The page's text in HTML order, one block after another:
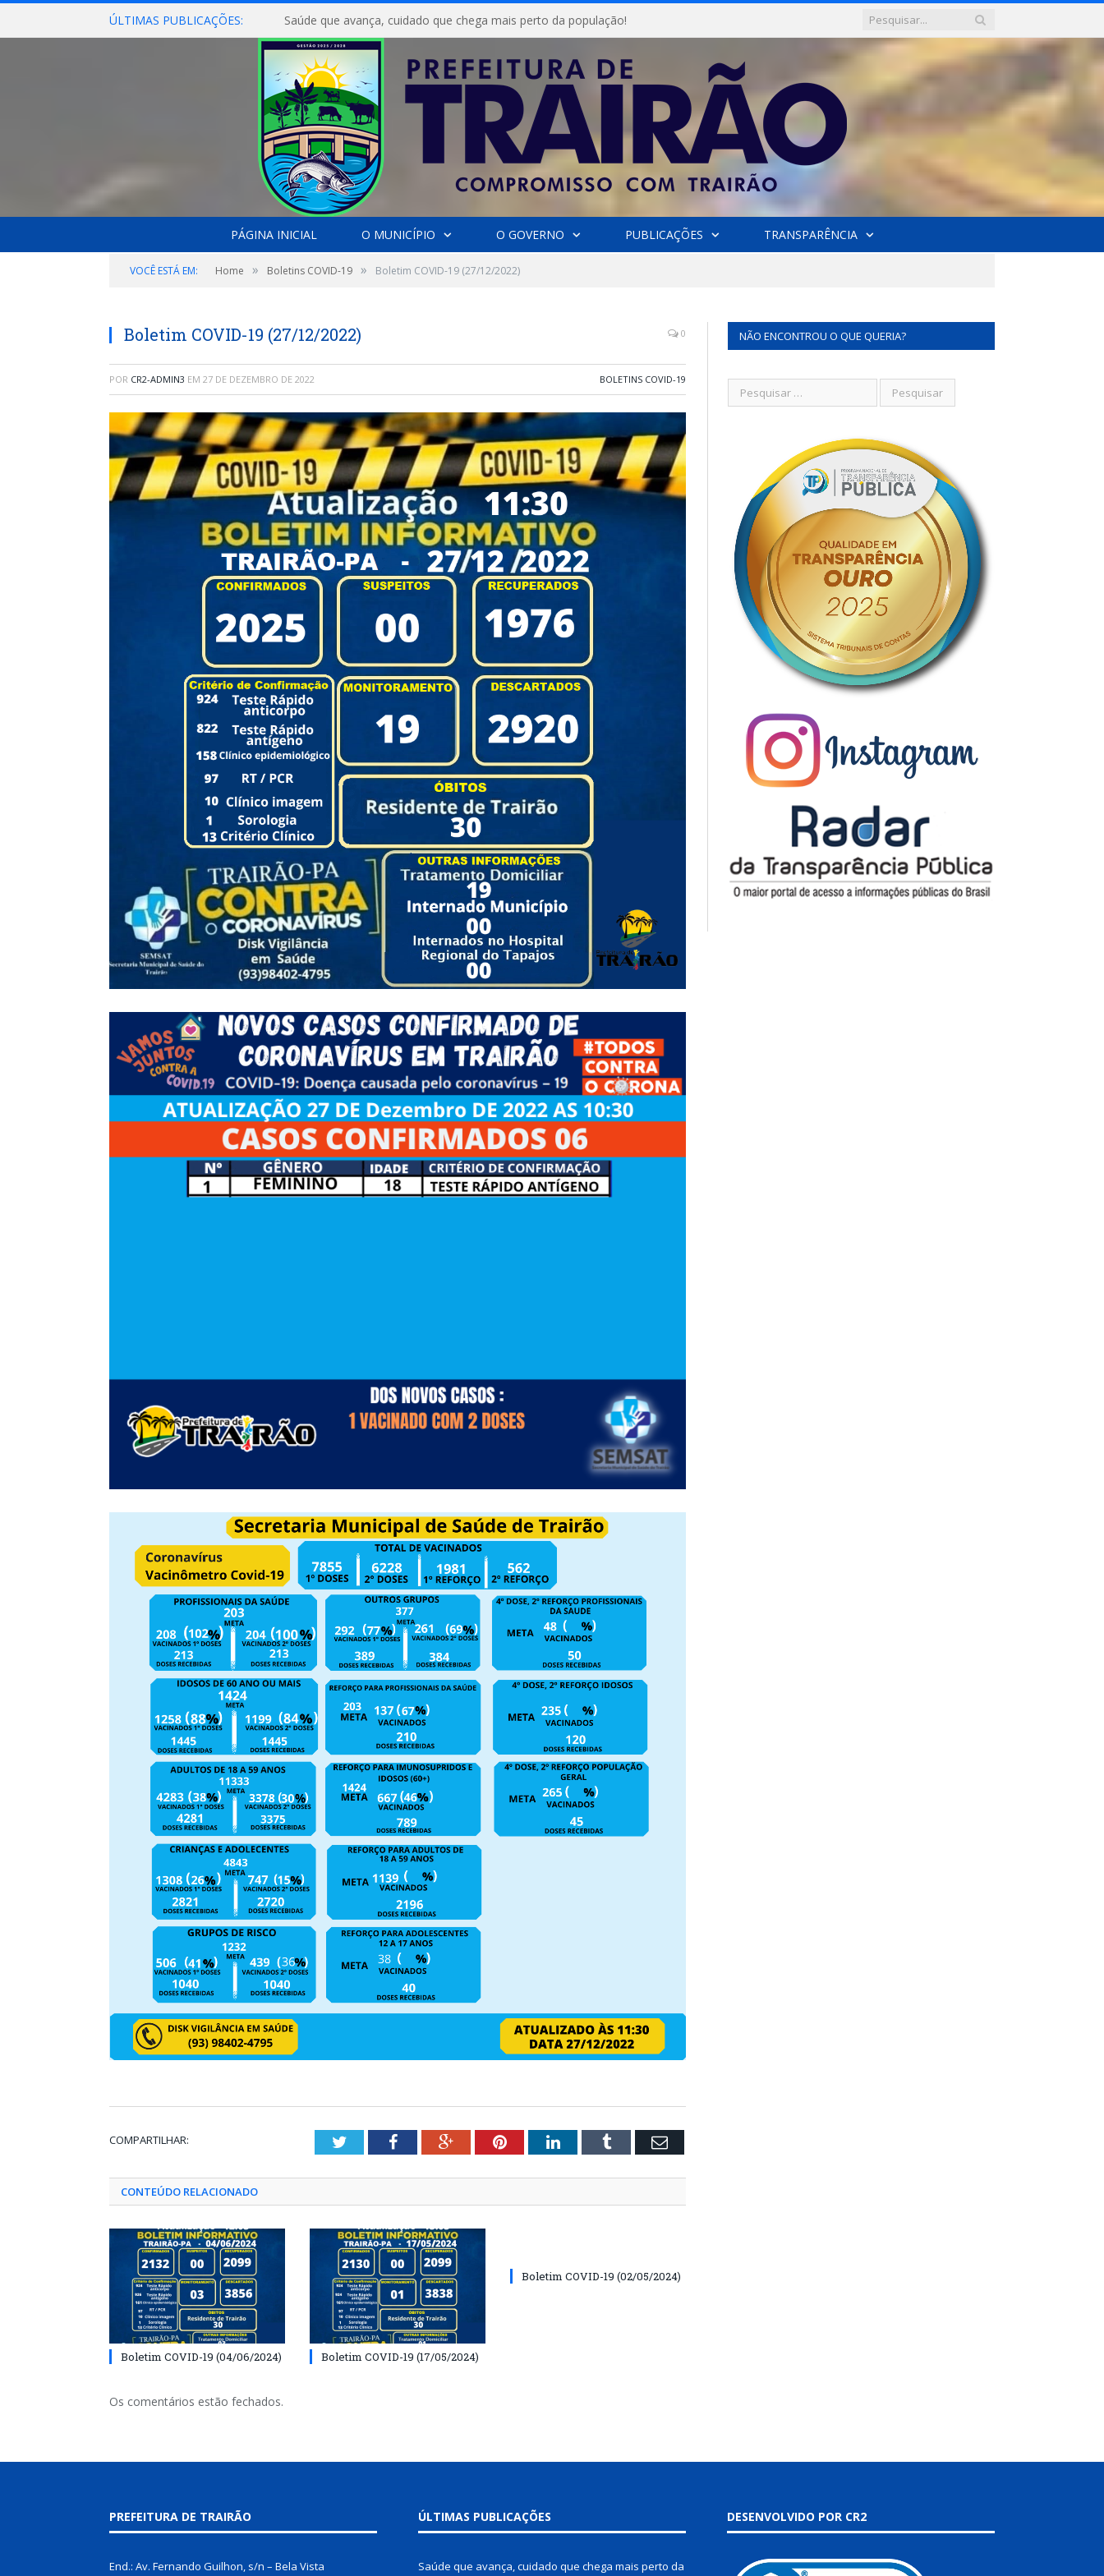
ÚLTIMAS PUBLICAÇÕES: Saúde que avança, cuidado que chega mais perto da população!
PÁGINA INICIAL O MUNICÍPIO O GOVERNO PUBLICAÇÕES TRANSPARÊNCIA
VOCÊ ESTÁ EM: Home » Boletins COVID-19 » Boletim COVID-19 (27/12/2022)
Boletim COVID-19 (27/12/2022) 0
POR CR2-ADMIN3 EM 27 DE DEZEMBRO DE 2022 BOLETINS COVID-19
COMPARTILHAR: TwitterFacebookGoogle+PinterestLinkedInTumblr Email
CONTEÚDO RELACIONADO
Boletim COVID-19 (04/06/2024) Boletim COVID-19 (17/05/2024)
Boletim COVID-19 (02/05/2024)
Os comentários estão fechados.
NÃO ENCONTROU O QUE QUERIA?
PREFEITURA DE TRAIRÃO
End.: Av. Fernando Guilhon, s/n – Bela Vista
ÚLTIMAS PUBLICAÇÕES
Saúde que avança, cuidado que chega mais perto da
DESENVOLVIDO POR CR2